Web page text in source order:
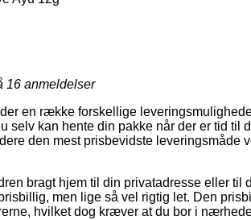
16 anmeldelser
en række forskellige
selv kan hente din pakke når der er tid til
den mest prisbevidste leveringsmåde
bragt hjem til din privatadresse eller til
men lige så vel rigtig let. Den
hvilket dog kræver at du bor i